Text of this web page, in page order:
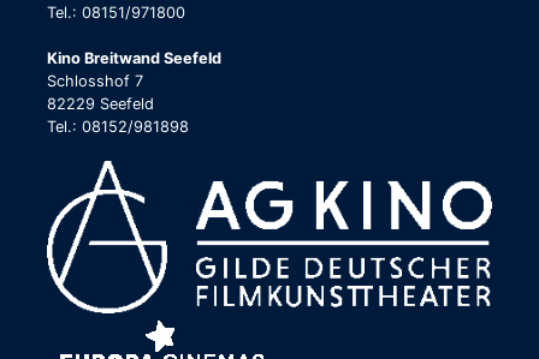
Tel.: 08151/971800
Kino Breitwand Seefeld
Schlosshof 7
82229 Seefeld
Tel.: 08152/981898